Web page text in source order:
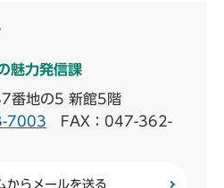
魅力発信課
番地の5 新館5階
7003 FAX：047-362-
からメールを送る